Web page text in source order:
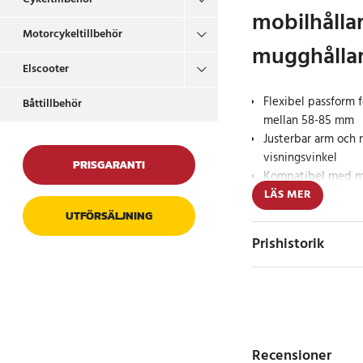
Motorcykeltillbehör
Elscooter
Båttillbehör
PRISGARANTI
UTFÖRSÄLJNING
Flexibel passform
mellan 58-85 mm
Justerbar arm
visningsvinkel
Kompatibel med
Denna mobilhållare
anpassningsbar
58-85 mm, erbjuder
LÄS MER
Prishistorik
Recensioner